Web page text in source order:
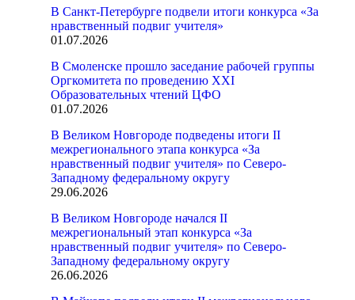
В Санкт-Петербурге подвели итоги конкурса «За
нравственный подвиг учителя»
01.07.2026
В Смоленске прошло заседание рабочей группы
Оргкомитета по проведению XXI
Образовательных чтений ЦФО
01.07.2026
В Великом Новгороде подведены итоги II
межрегионального этапа конкурса «За
нравственный подвиг учителя» по Северо-
Западному федеральному округу
29.06.2026
В Великом Новгороде начался II
межрегиональный этап конкурса «За
нравственный подвиг учителя» по Северо-
Западному федеральному округу
26.06.2026